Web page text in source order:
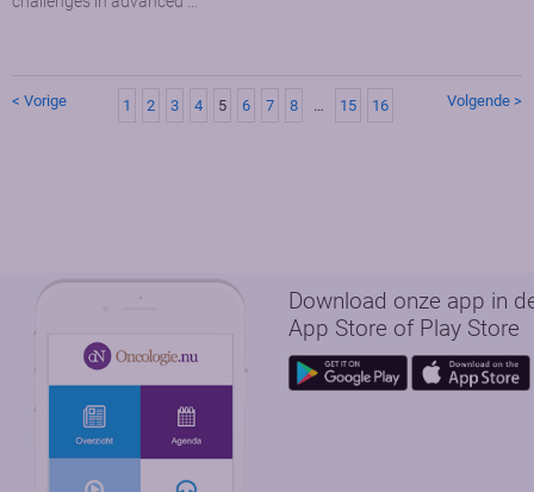
< Vorige 1 2 3 4 5 6 7 8 … 15 16 Volgende >
Download onze app in
App Store of Play Store